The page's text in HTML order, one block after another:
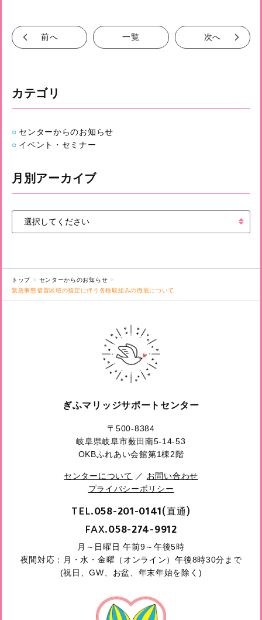
前へ 一覧 次へ
カテゴリ
センターからのお知らせ
イベント・セミナー
月別アーカイブ
トップ
センターからのお知らせ
緊急事態措置区域の指定に伴う各種取組みの徹底について
ぎふマリッジサポートセンター
〒500-8384
岐阜県岐阜市薮田南5-14-53
OKBふれあい会館第1棟2階
センターについて ／ お問い合わせ
プライバシーポリシー
TEL.058-201-0141(直通)
FAX.058-274-9912
月～日曜日 午前9～午後5時
夜間対応：月・水・金曜（オンライン）午後8時30分まで
(祝日、GW、お盆、年末年始を除く)